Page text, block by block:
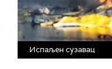
Испаљен сузавац